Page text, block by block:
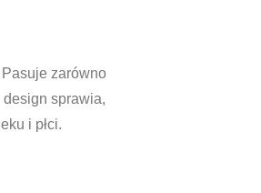
Pasuje zarówno
sprawia,
i płci.